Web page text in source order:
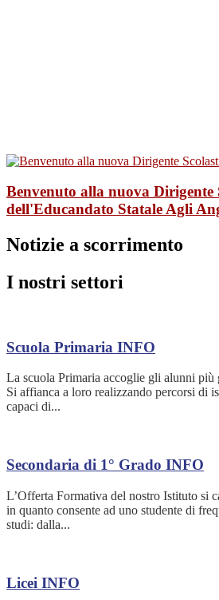
Benvenuto alla nuova Dirigente
dell'Educandato Statale Agli
Notizie a scorrimento
I nostri settori
Scuola Primaria INFO
La scuola Primaria accoglie gli alunni
Si affianca a loro realizzando percorsi di
capaci di...
Secondaria di 1° Grado INFO
L’Offerta Formativa del nostro Istituto si
in quanto consente ad uno studente di
studi: dalla...
Licei INFO